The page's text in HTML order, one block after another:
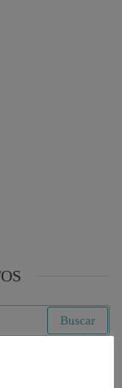
Buscar